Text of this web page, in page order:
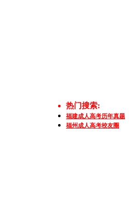
热门搜索:
福建成人高考历年真题
福州成人高考校友圈